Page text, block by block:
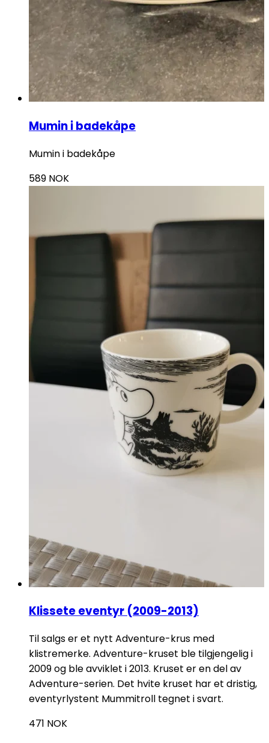
Mumin i badekåpe
Mumin i badekåpe
589 NOK
Klissete eventyr (2009-2013)
Til salgs er et nytt Adventure-krus med
klistremerke. Adventure-kruset ble tilgjengelig i
2009 og ble avviklet i 2013. Kruset er en del av
Adventure-serien. Det hvite kruset har et dristig,
eventyrlystent Mummitroll tegnet i svart.
471 NOK